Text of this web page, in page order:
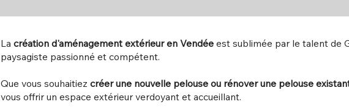
La création d'aménagement extérieur en Vendéeest sublimée par le talent de
paysagiste passionné et compétent.
Que vous souhaitiez créer une nouvelle pelouse ou rénover une pelouse
vous offrir un espace extérieur verdoyant et accueillant.